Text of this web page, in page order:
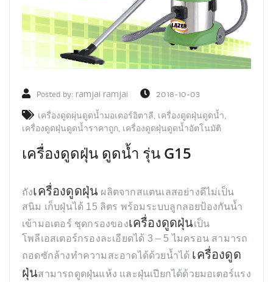
Posted by: ramjai ramjai 2018-10-03
เครื่องดูดผุ่นดูดน้ำมอเตอร์อิตาลี, เครื่องดูดฝุ่นดูดน้ำ,
เครื่องดูดฝุ่นดูดน้ำราคาถูก, เครื่องดูดฝุ่นดูดน้ำอัตโนมัติ
เครื่องดูดฝุ่น ดูดน้ำ รุ่น G15
ถังเครื่องดูดฝุ่น ผลิตจากสแตนเลสอย่างดีไม่เป็น
สนิม เก็บฝุ่นได้ 15 ลิตร พร้อมระบบลูกลอยป้องกันน้ำ
เข้ามอเตอร์ ชุดกรองของเครื่องดูดฝุ่นเป็น
โพลีเอสเตอร์กรองละเอียดได้ 3 – 5 ไมครอน สามารถ
ถอดซักล้างทำความสะอาดได้ด้วยน้ำได้ เครื่องดูด
ฝุ่นสามารถดูดฝุ่นแห้ง และฝุ่นเปียกได้ด้วยมอเตอร์แรง